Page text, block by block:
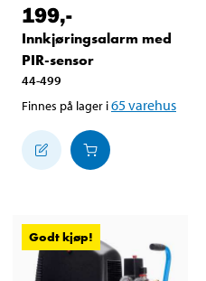
199,-
Innkjøringsalarm med
PIR-sensor
44-499
Finnes på lager i65varehus
Godt kjøp!